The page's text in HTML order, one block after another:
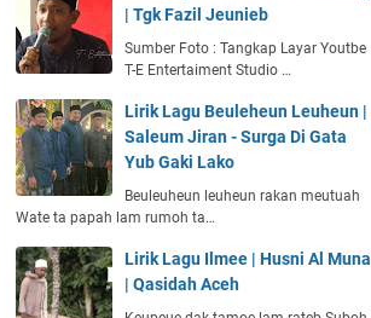
| Tgk Fazil Jeunieb
Sumber Foto : Tangkap Layar Youtbe
T-E Entertaiment Studio …
Lirik Lagu Beuleheun Leuheun |
Saleum Jiran - Surga Di Gata
Yub Gaki Lako
Beuleuheun leuheun rakan meutuah
Wate ta papah lam rumoh ta…
Lirik Lagu Ilmee | Husni Al Muna
| Qasidah Aceh